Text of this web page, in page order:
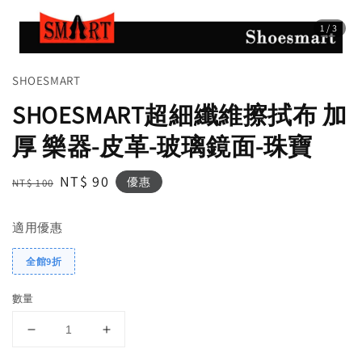
1 /3
SHOESMART
SHOESMART超細纖維擦拭布 加
厚 樂器-皮革-玻璃鏡面-珠寶
Regular
NT$ 100 Sale
NT$ 90 優惠
適用優惠
全館9折
數量